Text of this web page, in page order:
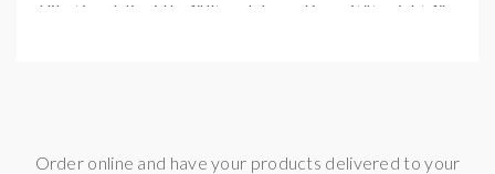
Nikotinsalzliquid befüllt und deren Kapazität reicht für
Order online and have your products delivered to your